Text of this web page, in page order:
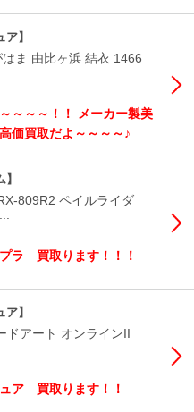
ア】
ま 由比ヶ浜 結衣 1466
～～～！！ メーカー製美
価買取だよ～～～～♪
809R2 ペイルライダ
ラ 買取ります！！！
ア】
ドアート オンラインII
ア 買取ります！！